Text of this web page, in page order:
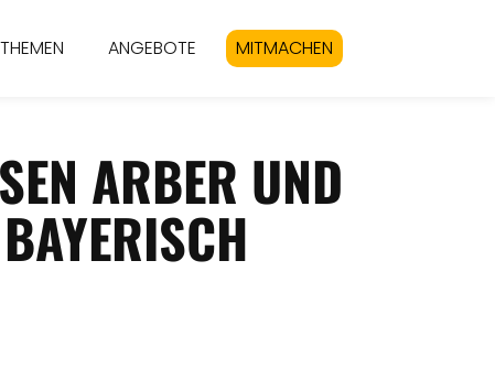
THEMEN ANGEBOTE MITMACHEN
ARBER UND K
E